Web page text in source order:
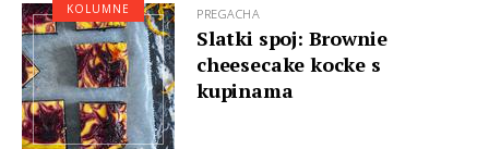
PREGACHA
Slatki spoj: Brownie
cheesecake kocke s
kupinama
KOLUMNE